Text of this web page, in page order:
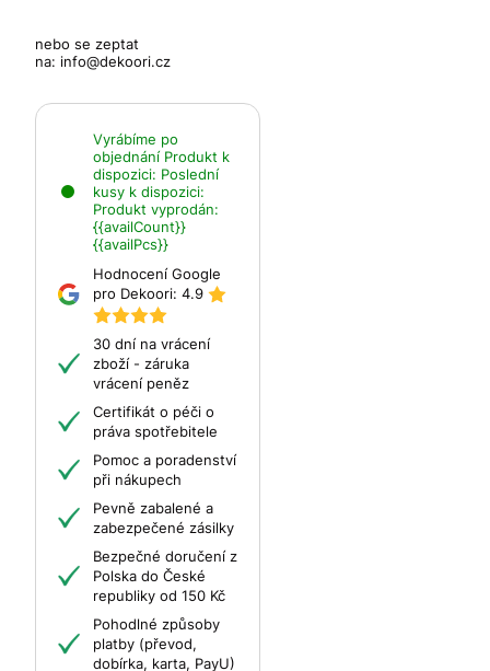
nebo se zeptat
na: info@dekoori.cz
Vyrábíme po
objednání Produkt k
dispozici: Poslední
kusy k dispozici:
Produkt vyprodán:
{{availCount}}
{{availPcs}}
Hodnocení Google
pro Dekoori: 4.9
30 dní na vrácení
zboží - záruka
vrácení peněz
Certifikát o péči o
práva spotřebitele
Pomoc a poradenství
při nákupech
Pevně zabalené a
zabezpečené zásilky
Bezpečné doručení z
Polska do České
republiky od 150 Kč
Pohodlné způsoby
platby (převod,
dobírka, karta, PayU)